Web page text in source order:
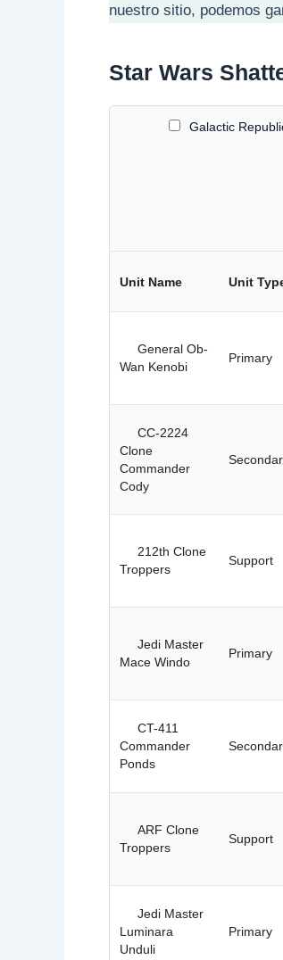
nuestro sitio, podemos
Star Wars
F
Galactic
Unit Name Unit
General Ob-
Wan Kenobi
Primary
CC-2224
Clone
Commander
Cody
212th Clone
Troppers
Support
Jedi Master
Mace Windo
Primary
CT-411
Commander
Ponds
ARF Clone
Troppers
Support
Jedi Master
Luminara
Unduli
Primary